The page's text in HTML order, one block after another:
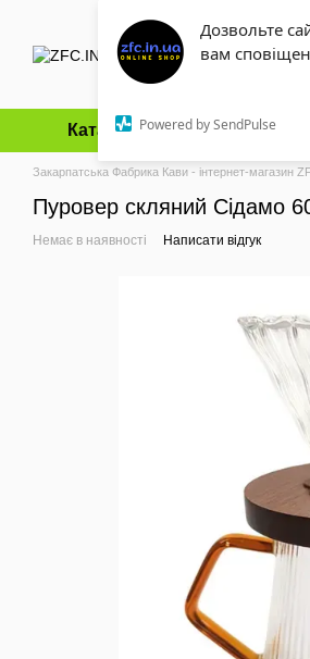
Дозвольте
вам
Powered by SendPulse
Перейти до основного контенту
Каталог Оплата і доставка
Закарпатська Фабрика Кави - інтернет-магазин
Пуровер скляний Сідамо
Немає в наявності Написати відгук